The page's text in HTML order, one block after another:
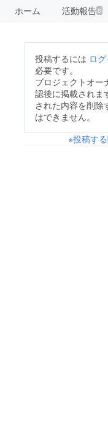
ホーム 活動報告8
投稿するには ロ
必要です。
プロジェクトオー
認後に掲載されま
された内容を削除
はできません。
※投稿す